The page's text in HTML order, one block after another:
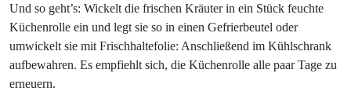
Und so geht’s: Wickelt die frischen Kräuter in ein Stück feuchte
Küchenrolle ein und legt sie so in einen Gefrierbeutel oder
umwickelt sie mit Frischhaltefolie: Anschließend im Kühlschrank
aufbewahren. Es empfiehlt sich, die Küchenrolle alle paar Tage zu
erneuern.